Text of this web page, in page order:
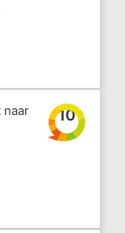
naar
10